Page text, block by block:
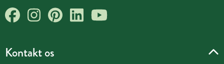
Kontakt os